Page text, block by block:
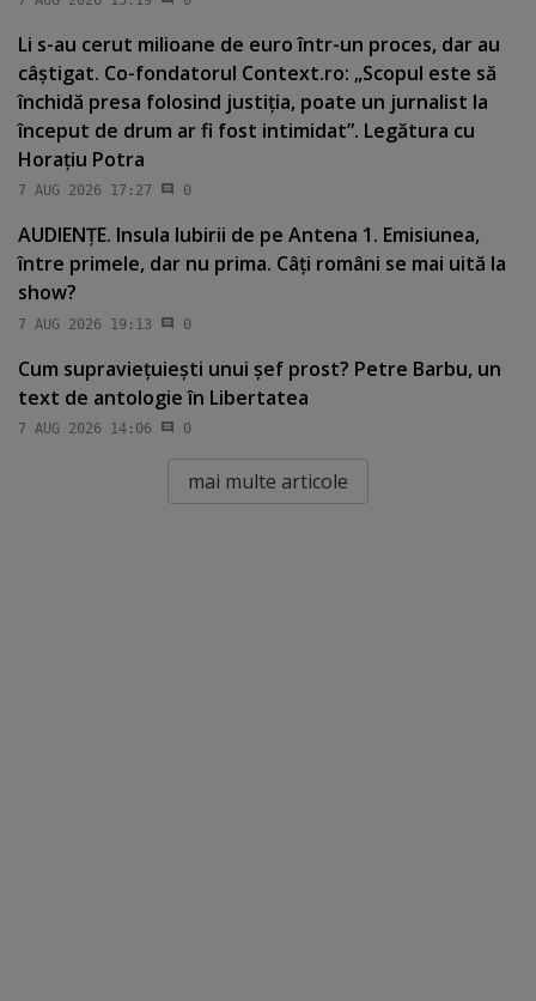
Li s-au cerut milioane de euro într-un proces, dar au
câştigat. Co-fondatorul Context.ro: „Scopul este să
închidă presa folosind justiţia, poate un jurnalist la
început de drum ar fi fost intimidat”. Legătura cu
Horaţiu Potra
7 AUG 2026 17:27 0
AUDIENŢE. Insula Iubirii de pe Antena 1. Emisiunea,
între primele, dar nu prima. Câţi români se mai uită la
show?
7 AUG 2026 19:13 0
Cum supravieţuieşti unui şef prost? Petre Barbu, un
text de antologie în Libertatea
7 AUG 2026 14:06 0
mai multe articole